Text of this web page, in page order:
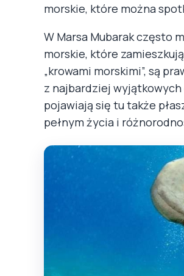
morskie, które można
W Marsa Mubarak często
morskie, które
„krowami morskimi”, są
z najbardziej
pojawiają się tu także
pełnym życia i